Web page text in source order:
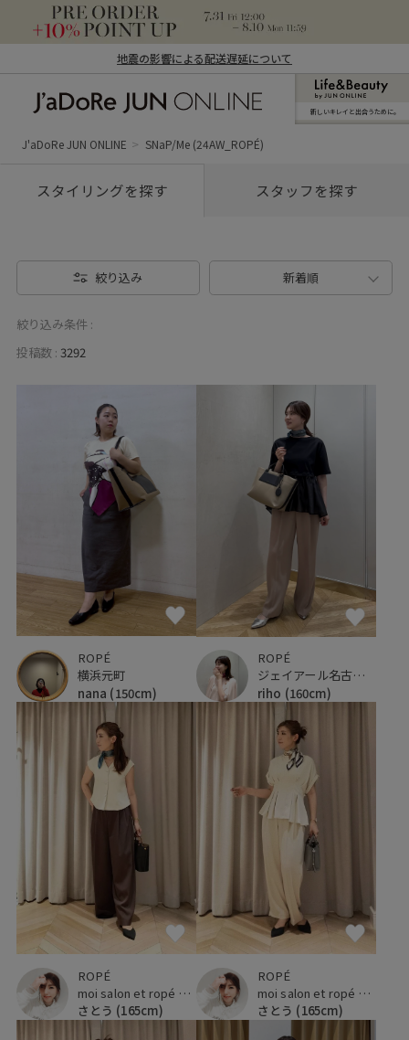
地震の影響による配送遅延について
ン オンライン）
新しいキレイと出合うために。
J'aDoRe JUN ONLINE SNaP/Me (24AW_ROPÉ)
スタイリングを探す スタッフを探す
絞り込み 新着順
絞り込み条件 :
投稿数 : 3292
ROPÉ
横浜元町
nana (150cm)
ROPÉ
ジェイアール名古屋タカシマヤ
riho (160cm)
ROPÉ
moi salon et ropé 玉川髙島屋
さとう (165cm)
ROPÉ
moi salon et ropé 玉川髙島屋
さとう (165cm)